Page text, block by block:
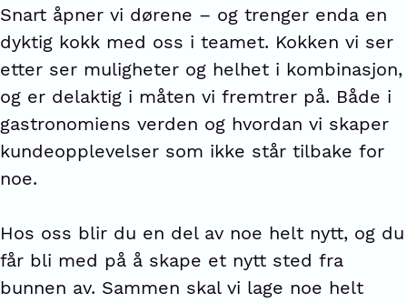
Snart åpner vi dørene – og trenger enda en
dyktig kokk med oss i teamet. Kokken vi ser
etter ser muligheter og helhet i kombinasjon,
og er delaktig i måten vi fremtrer på. Både i
gastronomiens verden og hvordan vi skaper
kundeopplevelser som ikke står tilbake for
noe.
Hos oss blir du en del av noe helt nytt, og du
får bli med på å skape et nytt sted fra
bunnen av. Sammen skal vi lage noe helt